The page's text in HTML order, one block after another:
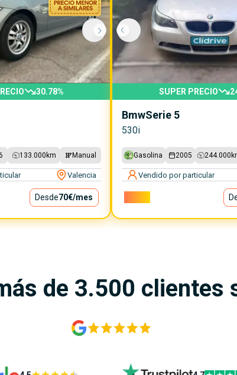
30.78%
133.000 km Manual
Valencia
Desde70€/mes
SUPER PRECIO
BmwSerie 5
530i
Gasolina 2005 244.000
Vendido por particular
de 3.500 clientes